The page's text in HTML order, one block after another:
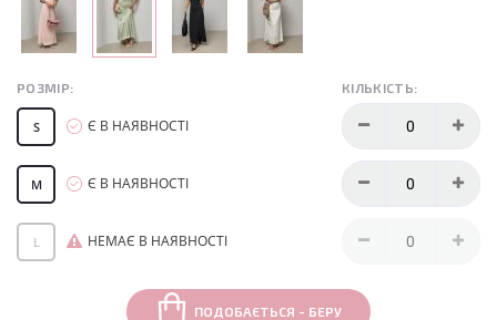
РОЗМІР: КІЛЬКІСТЬ:
S Є В НАЯВНОСТІ
M Є В НАЯВНОСТІ
L НЕМАЄ В НАЯВНОСТІ
ПОДОБАЄТЬСЯ - БЕРУ